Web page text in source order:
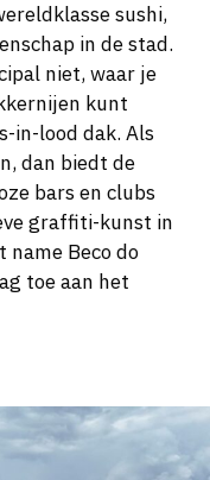
sushi,
in de stad.
niet, waar je
kunt
in-lood dak. Als
dan biedt de
bars en clubs
graffiti-kunst in
name Beco do
toe aan het